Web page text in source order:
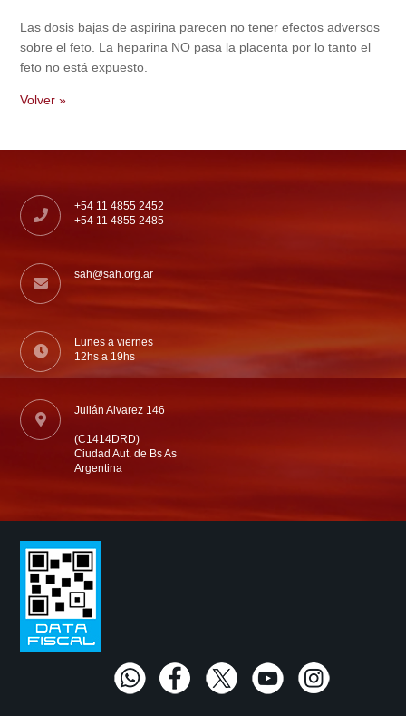
Las dosis bajas de aspirina parecen no tener efectos adversos
sobre el feto. La heparina NO pasa la placenta por lo tanto el
feto no está expuesto.
Volver »
+54 11 4855 2452
+54 11 4855 2485
sah@sah.org.ar
Lunes a viernes
12hs a 19hs
Julián Alvarez 146
(C1414DRD)
Ciudad Aut. de Bs As
Argentina